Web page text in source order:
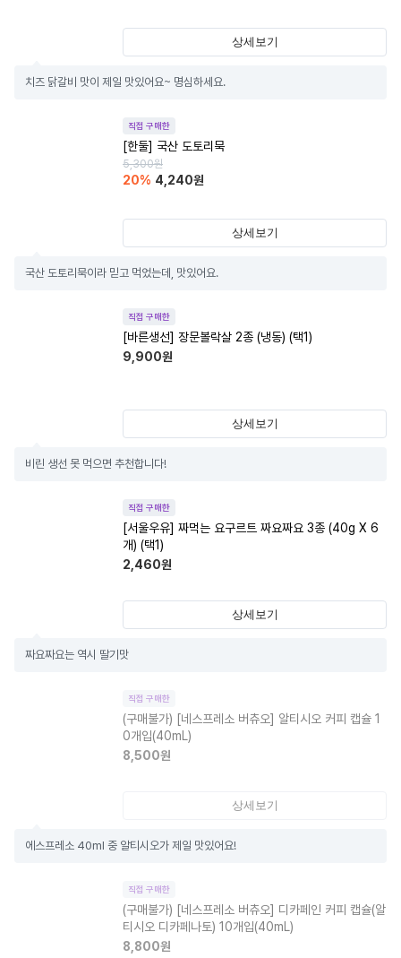
상세보기
치즈 닭갈비 맛이 제일 맛있어요~ 명심하세요.
직접 구매한
[한둘] 국산 도토리묵
5,300원
20% 4,240원
상세보기
국산 도토리묵이라 믿고 먹었는데, 맛있어요.
직접 구매한
[바른생선] 장문볼락살 2종 (냉동) (택1)
9,900원
상세보기
비린 생선 못 먹으면 추천합니다!
직접 구매한
[서울우유] 짜먹는 요구르트 짜요짜요 3종 (40g X 6
개) (택1)
2,460원
상세보기
짜요짜요는 역시 딸기맛
직접 구매한
(구매불가) [네스프레소 버츄오] 알티시오 커피 캡슐 1
0개입(40mL)
8,500원
상세보기
에스프레소 40ml 중 알티시오가 제일 맛있어요!
직접 구매한
(구매불가) [네스프레소 버츄오] 디카페인 커피 캡슐(알
티시오 디카페나토) 10개입(40mL)
8,800원